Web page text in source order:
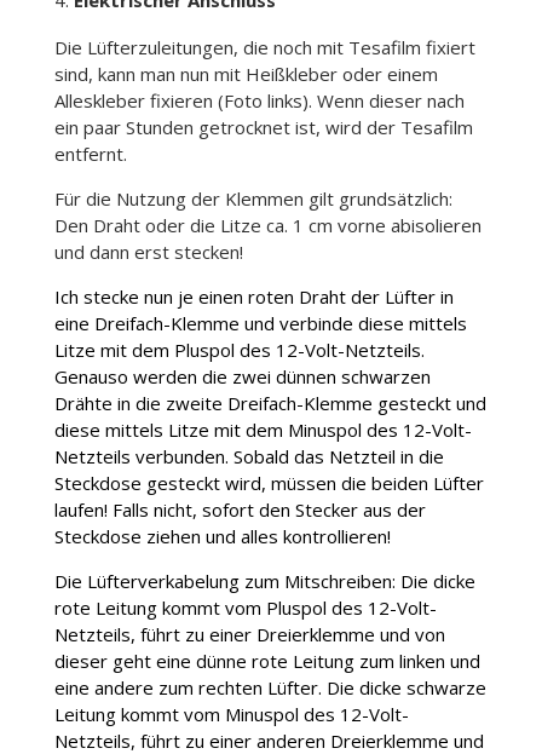
Die Lüfterzuleitungen, die noch mit Tesafilm fixiert
sind, kann man nun mit Heißkleber oder einem
Alleskleber fixieren (Foto links). Wenn dieser nach
ein paar Stunden getrocknet ist, wird der Tesafilm
entfernt.
Für die Nutzung der Klemmen gilt grundsätzlich:
Den Draht oder die Litze ca. 1 cm vorne abisolieren
und dann erst stecken!
Ich stecke nun je einen roten Draht der Lüfter in
eine Dreifach-Klemme und verbinde diese mittels
Litze mit dem Pluspol des 12-Volt-Netzteils.
Genauso werden die zwei dünnen schwarzen
Drähte in die zweite Dreifach-Klemme gesteckt und
diese mittels Litze mit dem Minuspol des 12-Volt-
Netzteils verbunden. Sobald das Netzteil in die
Steckdose gesteckt wird, müssen die beiden Lüfter
laufen! Falls nicht, sofort den Stecker aus der
Steckdose ziehen und alles kontrollieren!
Die Lüfterverkabelung zum Mitschreiben: Die dicke
rote Leitung kommt vom Pluspol des 12-Volt-
Netzteils, führt zu einer Dreierklemme und von
dieser geht eine dünne rote Leitung zum linken und
eine andere zum rechten Lüfter. Die dicke schwarze
Leitung kommt vom Minuspol des 12-Volt-
Netzteils, führt zu einer anderen Dreierklemme und